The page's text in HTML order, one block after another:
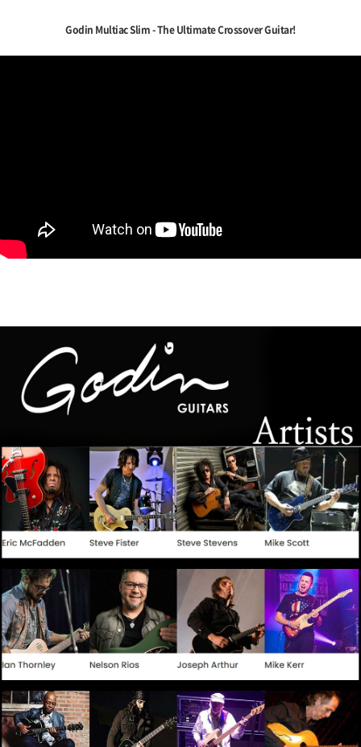
Godin Multiac Slim - The Ultimate Crossover Guitar!